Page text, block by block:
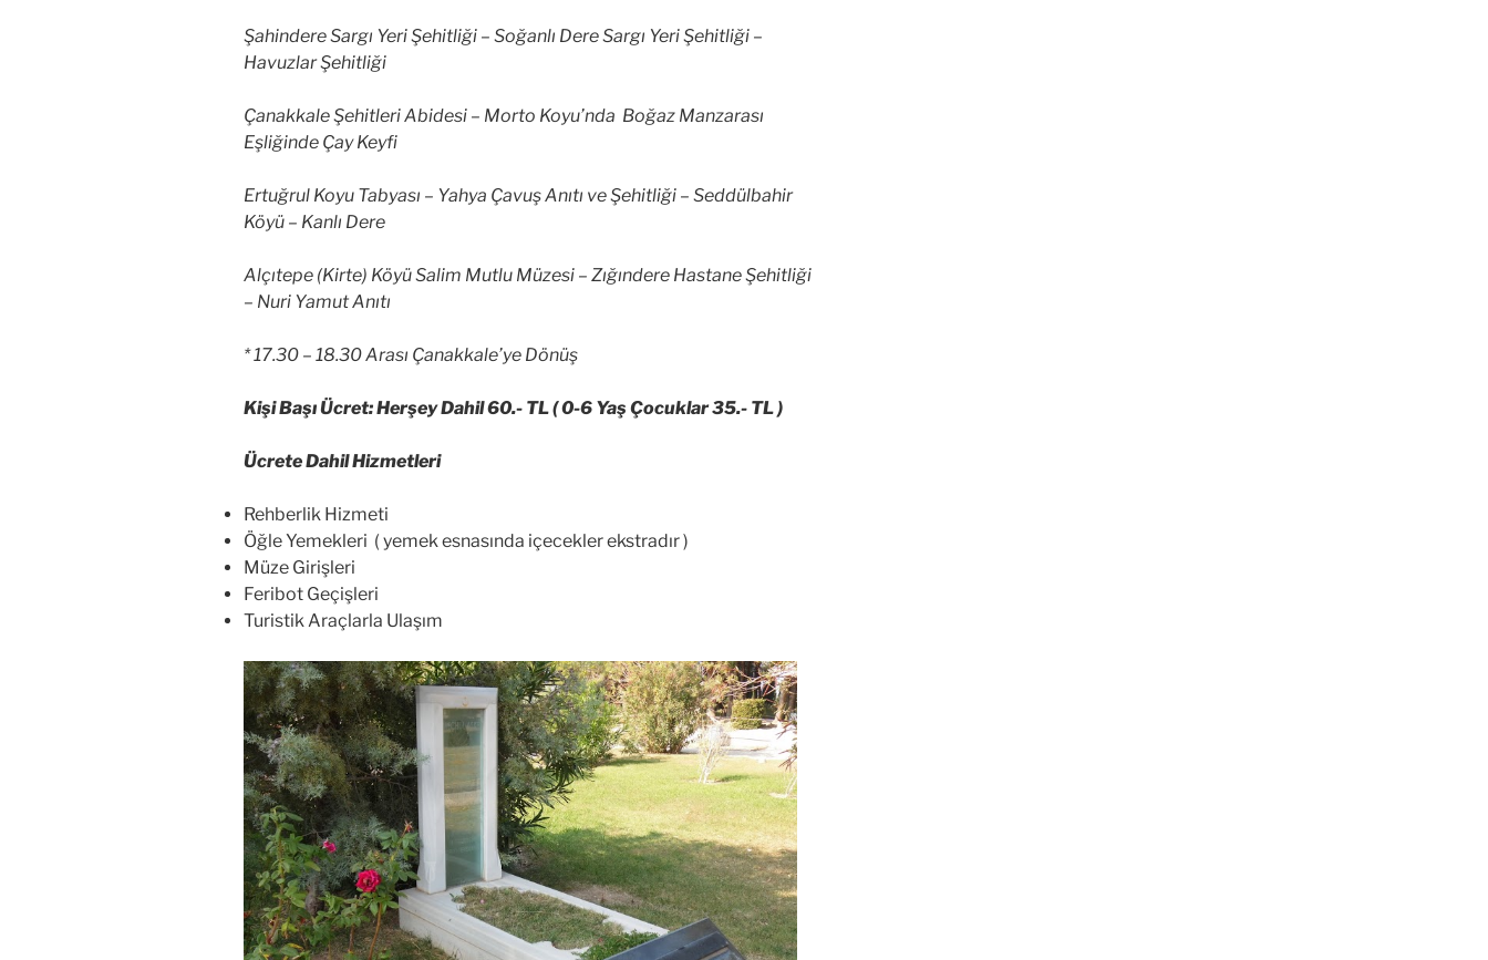
Şahindere Sargı Yeri Şehitliği – Soğanlı Dere Sargı Yeri Şehitliği –
Havuzlar Şehitliği
Çanakkale Şehitleri Abidesi – Morto Koyu’nda Boğaz Manzarası
Eşliğinde Çay Keyfi
Ertuğrul Koyu Tabyası – Yahya Çavuş Anıtı ve Şehitliği – Seddülbahir
Köyü – Kanlı Dere
Alçıtepe (Kirte) Köyü Salim Mutlu Müzesi – Zığındere Hastane Şehitliği
– Nuri Yamut Anıtı
* 17.30 – 18.30 Arası Çanakkale’ye Dönüş
Kişi Başı Ücret: Herşey Dahil 60.- TL ( 0-6 Yaş Çocuklar 35.- TL )
Ücrete Dahil Hizmetleri
Rehberlik Hizmeti
Öğle Yemekleri ( yemek esnasında içecekler ekstradır )
Müze Girişleri
Feribot Geçişleri
Turistik Araçlarla Ulaşım